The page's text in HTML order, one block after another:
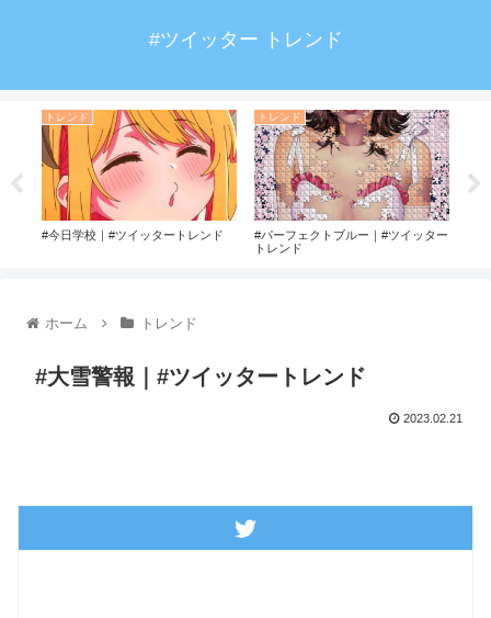
#ツイッター トレンド
トレンド
#今日学校｜#ツイッタートレンド
トレンド
#パーフェクトブルー｜#ツイッター
トレンド
#ハ
ホーム トレンド
#大雪警報｜#ツイッタートレンド
2023.02.21